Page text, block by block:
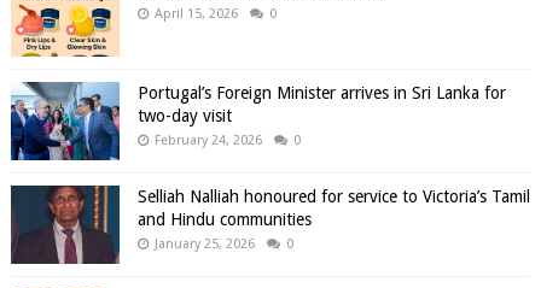
April 15, 2026 0
Portugal’s Foreign Minister arrives in Sri Lanka for
two-day visit
February 24, 2026 0
Selliah Nalliah honoured for service to Victoria’s Tamil
and Hindu communities
January 25, 2026 0